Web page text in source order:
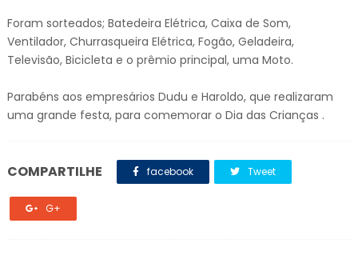
Foram sorteados; Batedeira Elétrica, Caixa de Som,
Ventilador, Churrasqueira Elétrica, Fogão, Geladeira,
Televisão, Bicicleta e o prêmio principal, uma Moto.
Parabéns aos empresários Dudu e Haroldo, que realizaram
uma grande festa, para comemorar o Dia das Crianças .
COMPARTILHE facebook Tweet
G+